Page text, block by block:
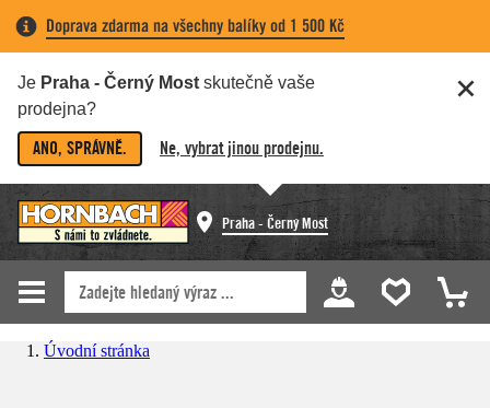
Doprava zdarma na všechny balíky od 1 500 Kč
Je Praha - Černý Most skutečně vaše
prodejna?
ANO, SPRÁVNĚ. Ne, vybrat jinou prodejnu.
Praha - Černý Most
Úvodní stránka